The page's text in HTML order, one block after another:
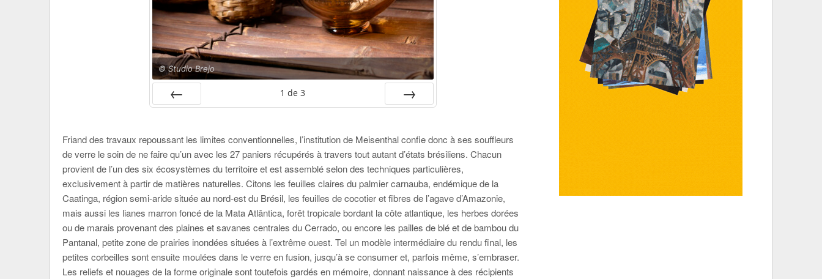
© Studio Brejo
1 de 3
Friand des travaux repoussant les limites conventionnelles, l’institution de Meisenthal confie donc à ses souffleurs
de verre le soin de ne faire qu’un avec les 27 paniers récupérés à travers tout autant d’états brésiliens. Chacun
provient de l’un des six écosystèmes du territoire et est assemblé selon des techniques particulières,
exclusivement à partir de matières naturelles. Citons les feuilles claires du palmier carnauba, endémique de la
Caatinga, région semi-aride située au nord-est du Brésil, les feuilles de cocotier et fibres de l’agave d’Amazonie,
mais aussi les lianes marron foncé de la Mata Atlântica, forêt tropicale bordant la côte atlantique, les herbes dorées
ou de marais provenant des plaines et savanes centrales du Cerrado, ou encore les pailles de blé et de bambou du
Pantanal, petite zone de prairies inondées situées à l’extrême ouest. Tel un modèle intermédiaire du rendu final, les
petites corbeilles sont ensuite moulées dans le verre en fusion, jusqu’à se consumer et, parfois même, s’embraser.
Les reliefs et nouages de la forme originale sont toutefois gardés en mémoire, donnant naissance à des récipients